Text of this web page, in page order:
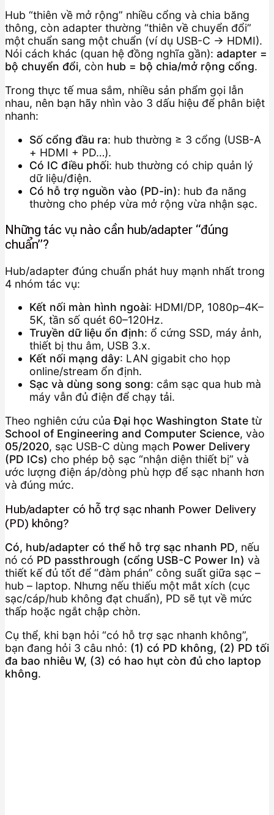
Hub “thiên về mở rộng” nhiều cổng và chia băng
thông, còn adapter thường “thiên về chuyển đổi”
một chuẩn sang một chuẩn (ví dụ USB-C → HDMI).
Nói cách khác (quan hệ đồng nghĩa gần): adapter =
bộ chuyển đổi, còn hub = bộ chia/mở rộng cổng.
Trong thực tế mua sắm, nhiều sản phẩm gọi lẫn
nhau, nên bạn hãy nhìn vào 3 dấu hiệu để phân biệt
nhanh:
Số cổng đầu ra: hub thường ≥ 3 cổng (USB-A
+ HDMI + PD…).
Có IC điều phối: hub thường có chip quản lý
dữ liệu/điện.
Có hỗ trợ nguồn vào (PD-in): hub đa năng
thường cho phép vừa mở rộng vừa nhận sạc.
Những tác vụ nào cần hub/adapter “đúng
chuẩn”?
Hub/adapter đúng chuẩn phát huy mạnh nhất trong
4 nhóm tác vụ:
Kết nối màn hình ngoài: HDMI/DP, 1080p–4K–
5K, tần số quét 60–120Hz.
Truyền dữ liệu ổn định: ổ cứng SSD, máy ảnh,
thiết bị thu âm, USB 3.x.
Kết nối mạng dây: LAN gigabit cho họp
online/stream ổn định.
Sạc và dùng song song: cắm sạc qua hub mà
máy vẫn đủ điện để chạy tải.
Theo nghiên cứu củaĐại học Washington State từ
School of Engineering and Computer Science, vào
05/2020, sạc USB-C dùng mạch Power Delivery
(PD ICs) cho phép bộ sạc “nhận diện thiết bị” và
ước lượng điện áp/dòng phù hợp để sạc nhanh hơn
và đúng mức.
Hub/adapter có hỗ trợ sạc nhanh Power Delivery
(PD) không?
Có, hub/adapter có thể hỗ trợ sạc nhanh PD, nếu
nó có PD passthrough (cổng USB-C Power In) và
thiết kế đủ tốt để “đàm phán” công suất giữa sạc –
hub – laptop. Nhưng nếu thiếu một mắt xích (cục
sạc/cáp/hub không đạt chuẩn), PD sẽ tụt về mức
thấp hoặc ngắt chập chờn.
Cụ thể, khi bạn hỏi “có hỗ trợ sạc nhanh không”,
bạn đang hỏi 3 câu nhỏ: (1) có PD không, (2) PD tối
đa bao nhiêu W, (3) có hao hụt còn đủ cho laptop
không.